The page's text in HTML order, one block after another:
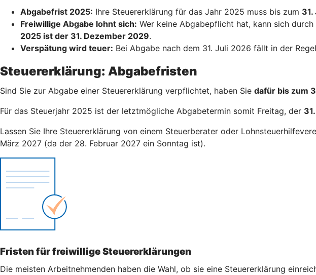
Abgabefrist 2025: Ihre Steuererklärung für das Jahr 2025 muss bis zum
Freiwillige Abgabe lohnt sich: Wer keine Abgabepflicht hat, kann sich
2025 ist der 31. Dezember 2029.
Verspätung wird teuer: Bei Abgabe nach dem 31. Juli 2026 fällt in der
Steuererklärung: Abgabefristen
Sind Sie zur Abgabe einer Steuererklärung verpflichtet, haben Sie dafür bis zum
Für das Steuerjahr 2025 ist der letztmögliche Abgabetermin somit Freitag, der
Lassen Sie Ihre Steuererklärung von einem Steuerberater oder
März 2027 (da der 28. Februar 2027 ein Sonntag ist).
Fristen für freiwillige Steuererklärungen
Die meisten Arbeitnehmenden haben die Wahl, ob sie eine Steuererklärung